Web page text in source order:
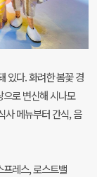
있다. 화려한 봄꽃 경
로 변신해 시나모
사 메뉴부터 간식, 음
레스, 로스트밸